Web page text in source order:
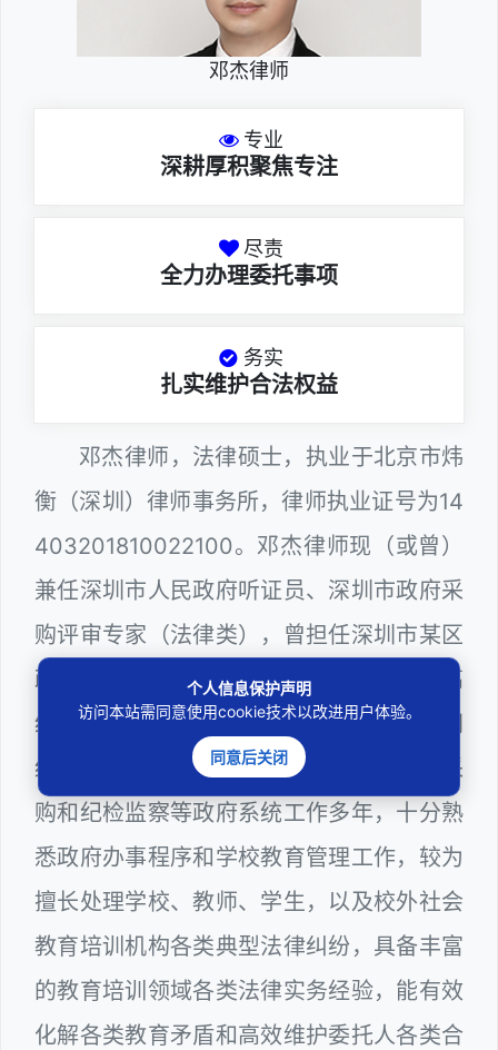
邓杰律师
专业
深耕厚积聚焦专注
尽责
全力办理委托事项
务实
扎实维护合法权益
邓杰律师，法律硕士，执业于北京市炜
衡（深圳）律师事务所，律师执业证号为14
403201810022100。邓杰律师现（或曾）
兼任深圳市人民政府听证员、深圳市政府采
购评审专家（法律类），曾担任深圳市某区
政府部门公职律师、深圳市某区公办学校高
级教师、建设工程定标专家、计算机信息网
络安全员。在深圳教育、建筑工务、政府采
购和纪检监察等政府系统工作多年，十分熟
悉政府办事程序和学校教育管理工作，较为
擅长处理学校、教师、学生，以及校外社会
教育培训机构各类典型法律纠纷，具备丰富
的教育培训领域各类法律实务经验，能有效
化解各类教育矛盾和高效维护委托人各类合
个人信息保护声明
访问本站需同意使用cookie技术以改进用户体验。
同意后关闭